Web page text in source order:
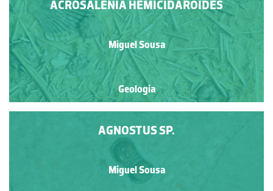
ACROSALENIA HEMICIDAROIDES
Miguel Sousa
Geologia
AGNOSTUS SP.
Miguel Sousa